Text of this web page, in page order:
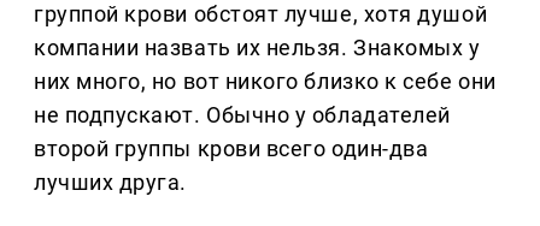
группой крови обстоят лучше, хотя душой
компании назвать их нельзя. Знакомых у
них много, но вот никого близко к себе они
не подпускают. Обычно у обладателей
второй группы крови всего один-два
лучших друга.